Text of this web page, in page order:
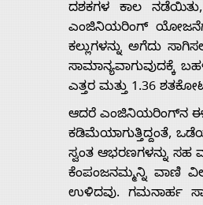
ದಶಕಗಳ ಕಾಲ
ಎಂಜಿನಿಯರಿಂಗ್
ಕಲ್ಲುಗಳನ್ನು ಅಗೆದು
ಸಾಮಾನ್ಯವಾಗುವುದಕ್ಕೆ
ಎತ್ತರ ಮತ್ತು 1.36
ಆದರೆ ಎಂಜಿನಿಯರಿಂಗ್‌ನ ಈ
ಕಡಿಮೆಯಾಗುತ್ತಿದ್ದಂತೆ,
ಸ್ವಂತ ಆಭರಣಗಳನ್ನು
ಕೆಂಪಂಜನಮ್ಮನ್ನಿ ವಾಣಿ
ಉಳಿದವು. ಗಮನಾರ್ಹ